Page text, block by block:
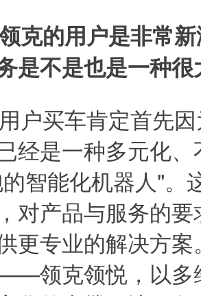
克的用户是非常
是不是也是一种
户买车肯定首先
经是一种多元化
智能化机器人"。
对产品与服务的
更专业的解决方
领克领悦，以多